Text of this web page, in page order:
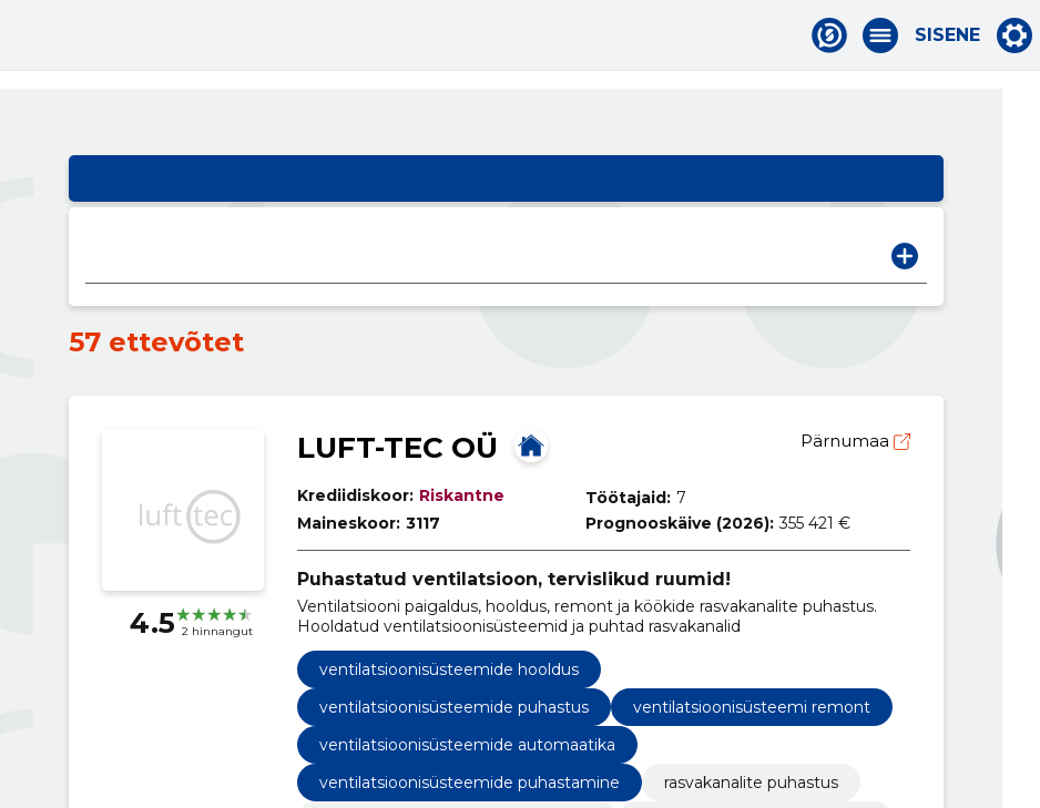
SISENE
57 ettevõtet
4.5 2 hinnangut
LUFT-TEC OÜ Pärnumaa
Krediidiskoor: Riskantne
Maineskoor: 3117
Töötajaid: 7
Prognooskäive (2026): 355 421 €
Puhastatud ventilatsioon, tervislikud ruumid!
Ventilatsiooni paigaldus, hooldus, remont ja köökide rasvakanalite puhastus.
Hooldatud ventilatsioonisüsteemid ja puhtad rasvakanalid
ventilatsioonisüsteemide hooldus
ventilatsioonisüsteemide puhastus
ventilatsioonisüsteemi remont
ventilatsioonisüsteemide automaatika
ventilatsioonisüsteemide puhastamine
rasvakanalite puhastus